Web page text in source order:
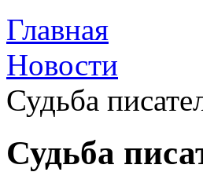
Главная
Новости
Судьба
Судьба